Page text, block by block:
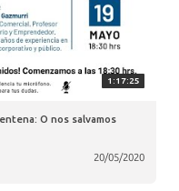
1:17:25
O nos salvamos
20/05/2020